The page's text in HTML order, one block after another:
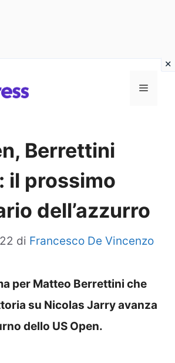
MENU
Berrettini
il prossimo
dell’azzurro
di Francesco De Vincenzo
per Matteo Berrettini che
su Nicolas Jarry avanza
dello US Open.